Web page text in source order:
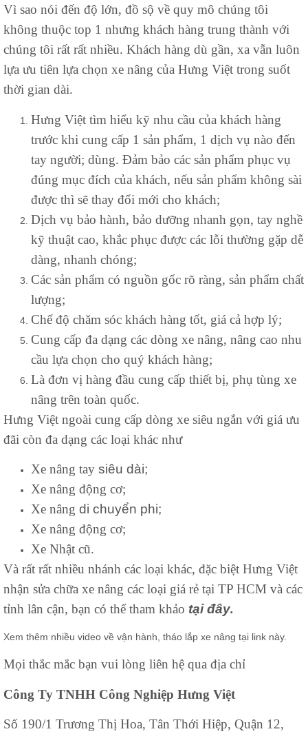
Vì sao nói đến độ lớn, đồ sộ về quy mô chúng tôi
không thuộc top 1 nhưng khách hàng trung thành với
chúng tôi rất rất nhiều. Khách hàng dù gần, xa vẫn luôn
lựa ưu tiên lựa chọn xe nâng của Hưng Việt trong suốt
thời gian dài.
Hưng Việt tìm hiểu kỹ nhu cầu của khách hàng
trước khi cung cấp 1 sản phẩm, 1 dịch vụ nào đến
tay người; dùng. Đảm bảo các sản phẩm phục vụ
đúng mục đích của khách, nếu sản phẩm không sài
được thì sẽ thay đổi mới cho khách;
Dịch vụ bảo hành, bảo dưỡng nhanh gọn, tay nghề
kỹ thuật cao, khắc phục được các lỗi thường gặp dễ
dàng, nhanh chóng;
Các sản phẩm có nguồn gốc rõ ràng, sản phẩm chất
lượng;
Chế độ chăm sóc khách hàng tốt, giá cả hợp lý;
Cung cấp đa dạng các dòng xe nâng, nâng cao nhu
cầu lựa chọn cho quý khách hàng;
Là đơn vị hàng đầu cung cấp thiết bị, phụ tùng xe
nâng trên toàn quốc.
Hưng Việt ngoài cung cấp dòng xe siêu ngắn với giá ưu
đãi còn đa dạng các loại khác như
Xe nâng tay siêu dài;
Xe nâng động cơ;
Xe nâng di chuyển phi;
Xe nâng động cơ;
Xe Nhật cũ.
Và rất rất nhiều nhánh các loại khác, đặc biệt Hưng Việt
nhận sửa chữa xe nâng các loại giá rẻ tại TP HCM và các
tỉnh lân cận, bạn có thể tham khảo tại đây.
Xem thêm nhiều video về vận hành, tháo lắp xe nâng tại link này.
Mọi thắc mắc bạn vui lòng liên hệ qua địa chỉ
Công Ty TNHH Công Nghiệp Hưng Việt
Số 190/1 Trương Thị Hoa, Tân Thới Hiệp, Quận 12,